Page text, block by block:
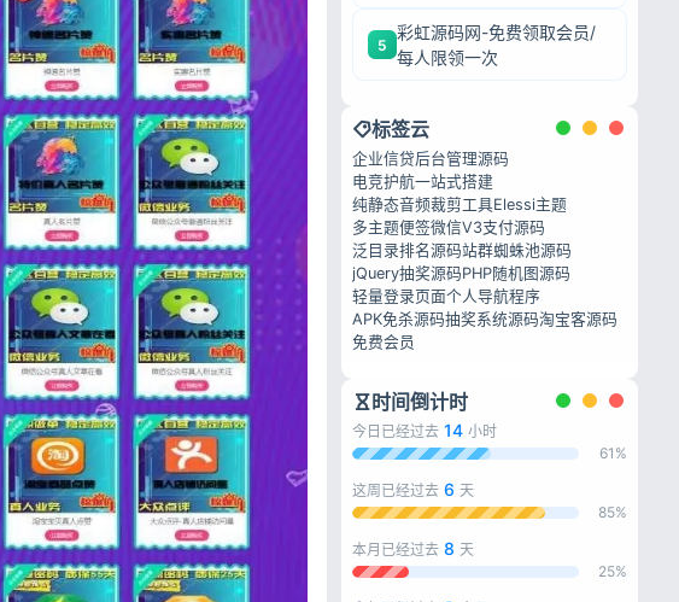
5
彩虹源码网-免费领取会员/
每人限领一次
标签云
企业信贷后台管理源码
电竞护航一站式搭建
纯静态音频裁剪工具Elessi主题
多主题便签微信V3支付源码
泛目录排名源码站群蜘蛛池源码
jQuery抽奖源码PHP随机图源码
轻量登录页面个人导航程序
APK免杀源码抽奖系统源码淘宝客源码
免费会员
时间倒计时
今日已经过去 14 小时
61%
这周已经过去 6 天
85%
本月已经过去 8 天
25%